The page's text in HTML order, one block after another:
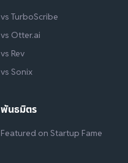
vs TurboScribe
vs Otter.ai
vs Rev
vs Sonix
พันธมิตร
Featured on Startup Fame